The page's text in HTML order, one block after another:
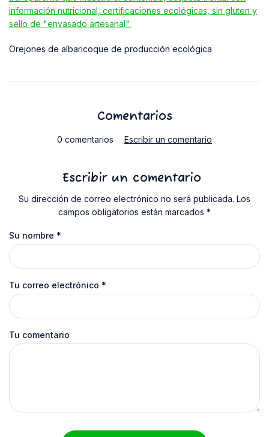
Orejones de albaricoque de producción ecológica
Comentarios
0 comentarios Escribir un comentario
Escribir un comentario
Su dirección de correo electrónico no será publicada. Los
campos obligatorios están marcados *
Su nombre *
Tu correo electrónico *
Tu comentario